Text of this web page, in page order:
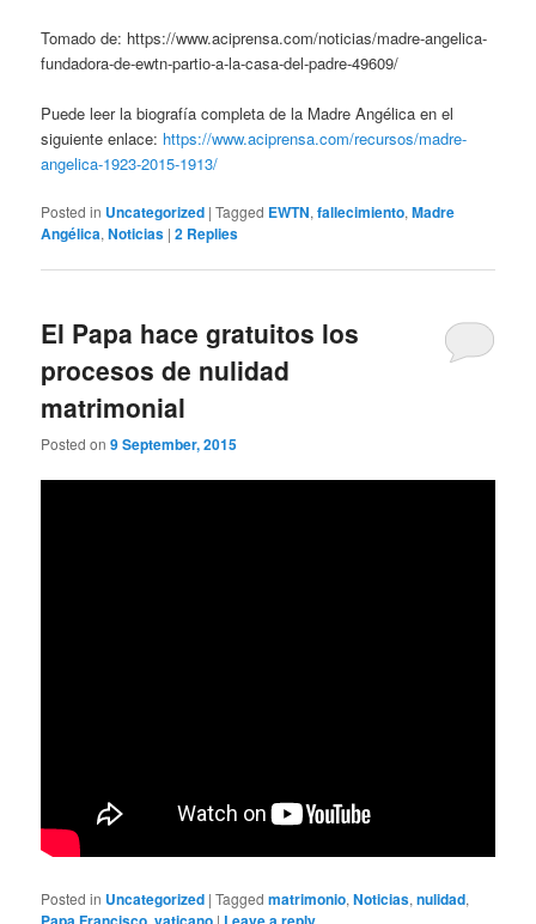
Tomado de: https://www.aciprensa.com/noticias/madre-angelica-
fundadora-de-ewtn-partio-a-la-casa-del-padre-49609/
Puede leer la biografía completa de la Madre Angélica en el
siguiente enlace: https://www.aciprensa.com/recursos/madre-
angelica-1923-2015-1913/
Posted in Uncategorized |Tagged EWTN,fallecimiento,Madre
Angélica,Noticias |2 Replies
El Papa hace gratuitos los
procesos de nulidad
matrimonial
Posted on9 September, 2015
Posted in Uncategorized |Tagged matrimonio,Noticias,nulidad,